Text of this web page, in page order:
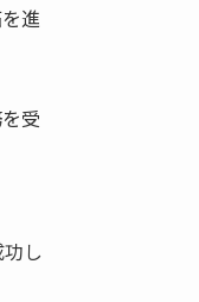
進
受
し